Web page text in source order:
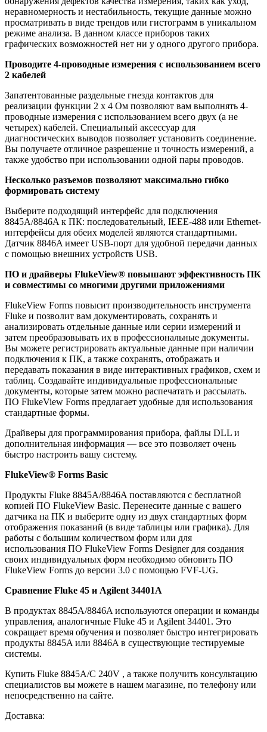
неравномерность и нестабильность, текущие данные можно
просматривать в виде трендов или гистограмм в уникальном
режиме анализа. В данном классе приборов таких
графических возможностей нет ни у одного другого прибора.
Проводите 4-проводные измерения с использованием всего
2 кабелей
Запатентованные раздельные гнезда контактов для
реализации функции 2 х 4 Ом позволяют вам выполнять 4-
проводные измерения с использованием всего двух (а не
четырех) кабелей. Специальный аксессуар для
диагностических выводов позволяет установить соединение.
Вы получаете отличное разрешение и точность измерений, а
также удобство при использовании одной пары проводов.
Несколько разъемов позволяют максимально гибко
формировать систему
Выберите подходящий интерфейс для подключения
8845A/8846A к ПК: последовательный, IEEE-488 или Ethernet-
интерфейсы для обеих моделей являются стандартными.
Датчик 8846A имеет USB-порт для удобной передачи данных
с помощью внешних устройств USB.
ПО и драйверы FlukeView® повышают эффективность ПК
и совместимы со многими другими приложениями
FlukeView Forms повысит производительность инструмента
Fluke и позволит вам документировать, сохранять и
анализировать отдельные данные или серии измерений и
затем преобразовывать их в профессиональные документы.
Вы можете регистрировать актуальные данные при наличии
подключения к ПК, а также сохранять, отображать и
передавать показания в виде интерактивных графиков, схем и
таблиц. Создавайте индивидуальные профессиональные
документы, которые затем можно распечатать и рассылать.
ПО FlukeView Forms предлагает удобные для использования
стандартные формы.
Драйверы для программирования прибора, файлы DLL и
дополнительная информация — все это позволяет очень
быстро настроить вашу систему.
FlukeView® Forms Basic
Продукты Fluke 8845A/8846A поставляются с бесплатной
копией ПО FlukeView Basic. Перенесите данные с вашего
датчика на ПК и выберите одну из двух стандартных форм
отображения показаний (в виде таблицы или графика). Для
работы с большим количеством форм или для
использования ПО FlukeView Forms Designer для создания
своих индивидуальных форм необходимо обновить ПО
FlukeView Forms до версии 3.0 с помощью FVF-UG.
Сравнение Fluke 45 и Agilent 34401A
В продуктах 8845A/8846A используются операции и команды
управления, аналогичные Fluke 45 и Agilent 34401. Это
сокращает время обучения и позволяет быстро интегрировать
продукты 8845A или 8846A в существующие тестируемые
системы.
Купить Fluke 8845A/C 240V , а также получить консультацию
специалистов вы можете в нашем магазине, по телефону или
непосредственно на сайте.
Доставка: